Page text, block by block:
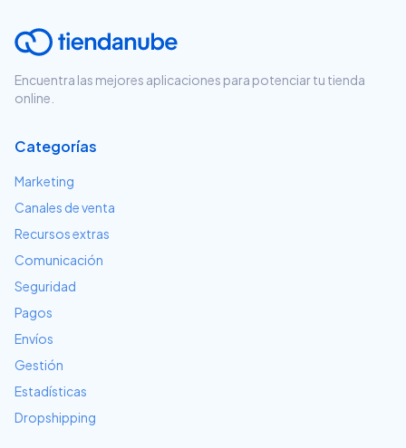
Encuentra las mejores aplicaciones para potenciar tu tienda
online.
Categorías
Marketing
Canales de venta
Recursos extras
Comunicación
Seguridad
Pagos
Envíos
Gestión
Estadísticas
Dropshipping